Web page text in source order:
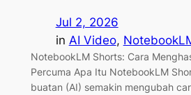
Jul 2, 2026
in AI Video,
NotebookLM Shorts: Cara
Percuma Apa Itu NotebookLM
buatan (AI) semakin mengubah